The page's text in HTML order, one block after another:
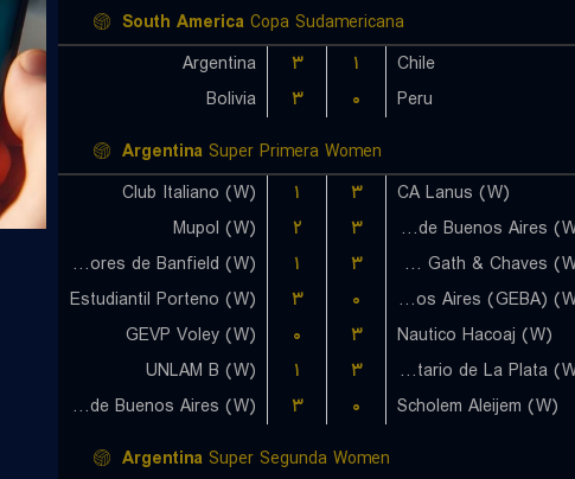
South America Copa Sudamericana
Argentina
۳ ۱ Chile
Bolivia
۳ ۰ Peru
Argentina Super Primera Women
Club Italiano (W)
۱ ۳ CA Lanus (W)
Mupol (W)
۲ ۳ Ciudad de Buenos Aires (W)
Defensores de Banfield (W)
۱ ۳ Harrods Gath & Chaves (W)
Estudiantil Porteno (W)
۳ ۰ Gimnasia y Esgrima de Buenos Aires (GEBA) (W)
GEVP Voley (W)
۰ ۳ Nautico Hacoaj (W)
UNLAM B (W)
۱ ۳ Universitario de La Plata (W)
Glorias de Buenos Aires (W)
۳ ۰ Scholem Aleijem (W)
Argentina Super Segunda Women